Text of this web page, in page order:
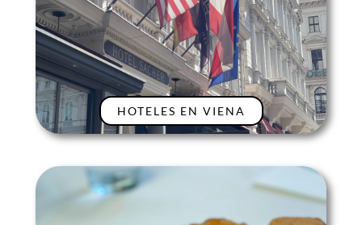
HOTELES EN VIENA